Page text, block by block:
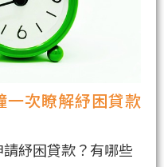
一次瞭解紓困貸款
紓困貸款？有哪些